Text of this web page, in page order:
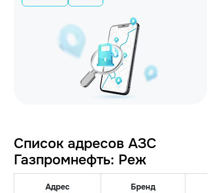
Список адресов АЗС
Газпромнефть: Реж
Адрес Бренд